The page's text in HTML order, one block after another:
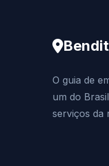
O guia de
um do
serviços da